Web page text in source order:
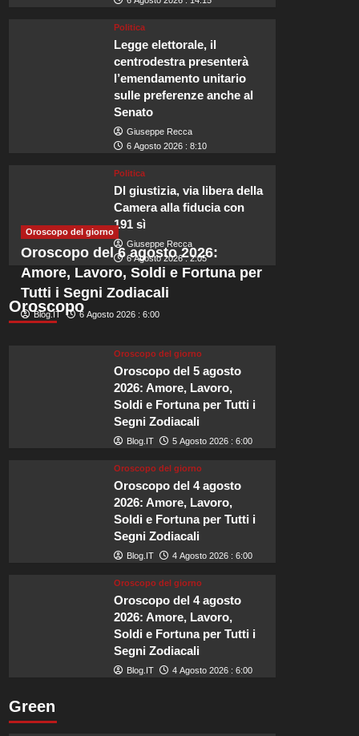
La meravigliosa città
sarà tra i luoghi più felici
6 Agosto 2026 : 23:55
Naviga tra i maestosi alberi delle barche nel porto e passeggia tra le
mura della città. Qui potrai...
Leggi tuttoLeggi
di
più
su
Politica
Legge elettorale, il
centrodestra presenterà
l’emendamento unitario
sulle preferenze anche al
Senato
Giuseppe Recca
6 Agosto 2026 : 8:10
Politica
Dl giustizia, via libera della
Camera alla fiducia con
191 sì
Giuseppe Recca
6 Agosto 2026 : 2:05
Oroscopo
Oroscopo del giorno
Oroscopo del 6 agosto 2026:
Amore, Lavoro, Soldi e Fortuna per
Tutti i Segni Zodiacali
Blog.IT 6 Agosto 2026 : 6:00
Oroscopo del giorno
Oroscopo del 5 agosto
2026: Amore, Lavoro,
Soldi e Fortuna per Tutti i
Segni Zodiacali
Blog.IT 5 Agosto 2026 : 6:00
Oroscopo del giorno
Oroscopo del 4 agosto
2026: Amore, Lavoro,
Soldi e Fortuna per Tutti i
Segni Zodiacali
Blog.IT 4 Agosto 2026 : 6:00
Oroscopo del giorno
Oroscopo del 4 agosto
2026: Amore, Lavoro,
Soldi e Fortuna per Tutti i
Segni Zodiacali
Blog.IT 4 Agosto 2026 : 6:00
Green